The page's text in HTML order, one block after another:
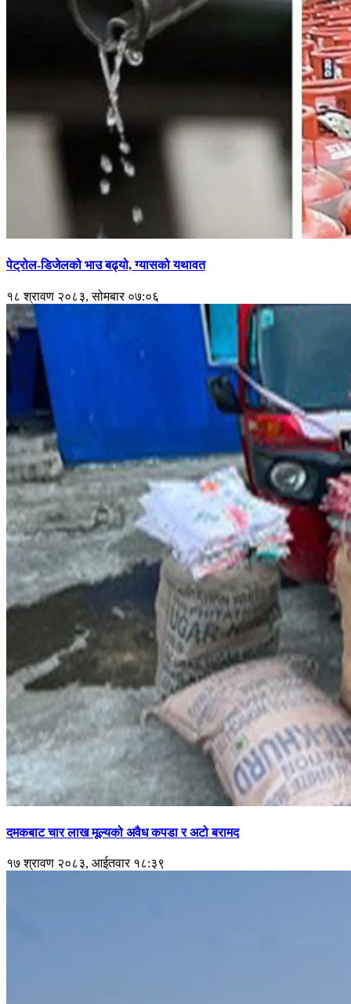
पेट्रोल-डिजेलको भाउ बढ्यो, ग्यासको यथावत
१८ श्रावण २०८३, सोमबार ०७:०६
दमकबाट चार लाख मूल्यको अवैध कपडा र अटो बरामद
१७ श्रावण २०८३, आईतवार १८:३९